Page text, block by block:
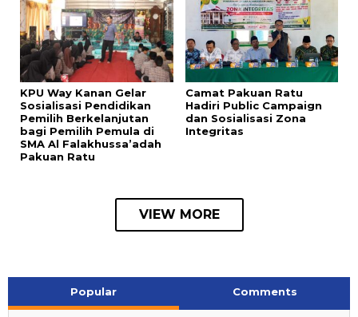
KPU Way Kanan Gelar
Sosialisasi Pendidikan
Pemilih Berkelanjutan
bagi Pemilih Pemula di
SMA Al Falakhussa’adah
Pakuan Ratu
Camat Pakuan Ratu
Hadiri Public Campaign
dan Sosialisasi Zona
Integritas
VIEW MORE
Popular Comments